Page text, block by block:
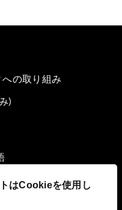
はCookieを使用し
の取り組み
)